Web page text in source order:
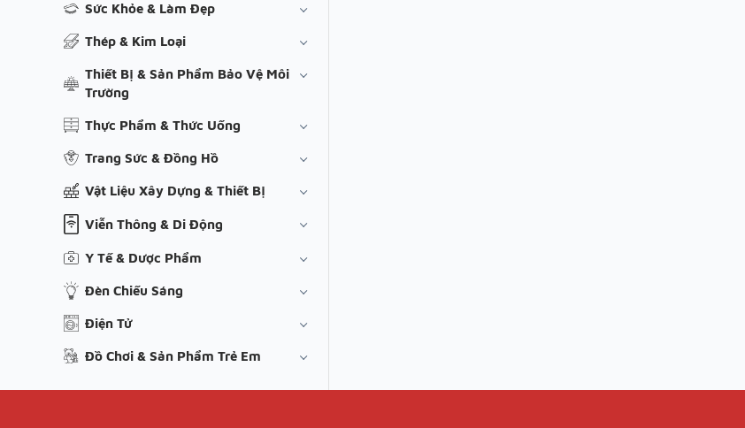
Sức Khỏe & Làm Đẹp
Thép & Kim Loại
Thiết Bị & Sản Phẩm Bảo Vệ Môi
Trường
Thực Phẩm & Thức Uống
Trang Sức & Đồng Hồ
Vật Liệu Xây Dựng & Thiết Bị
Viễn Thông & Di Động
Y Tế & Dược Phẩm
Đèn Chiếu Sáng
Điện Tử
Đồ Chơi & Sản Phẩm Trẻ Em